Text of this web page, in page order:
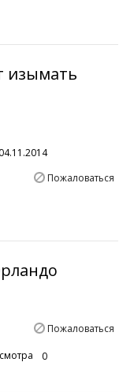
изымать
04.11.2014
Пожаловаться
Пожаловаться
0